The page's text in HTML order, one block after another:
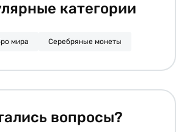
категории
мира Серебряные монеты
вопросы?